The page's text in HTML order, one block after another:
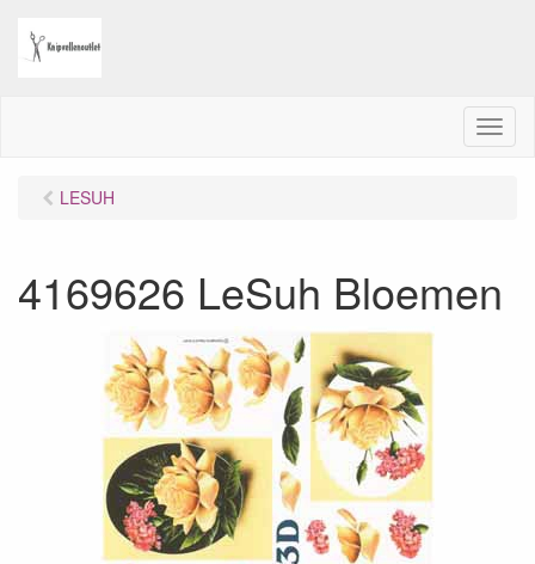
M
e
LESUH
4169626 LeSuh Bloemen